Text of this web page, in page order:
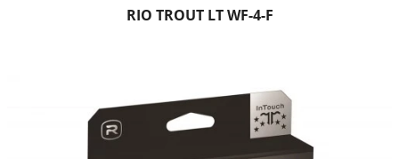
RIO TROUT LT WF-4-F